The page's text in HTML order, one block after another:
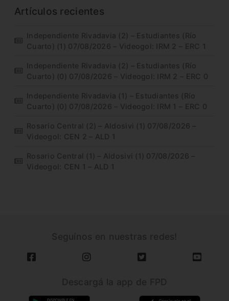
Artículos recientes
Independiente Rivadavia (2) – Estudiantes (Río
Cuarto) (1) 07/08/2026 – Videogol: IRM 2 – ERC 1
Independiente Rivadavia (2) – Estudiantes (Río
Cuarto) (0) 07/08/2026 – Videogol: IRM 2 – ERC 0
Independiente Rivadavia (1) – Estudiantes (Río
Cuarto) (0) 07/08/2026 – Videogol: IRM 1 – ERC 0
Rosario Central (2) – Aldosivi (1) 07/08/2026 –
Videogol: CEN 2 – ALD 1
Rosario Central (1) – Aldosivi (1) 07/08/2026 –
Videogol: CEN 1 – ALD 1